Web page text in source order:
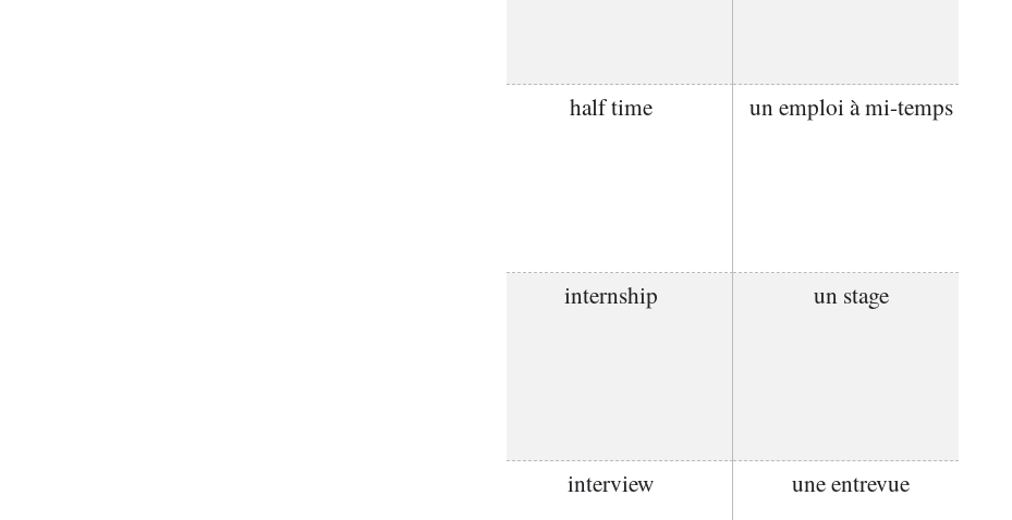
half time un emploi à mi-temps
internship un stage
interview une entrevue